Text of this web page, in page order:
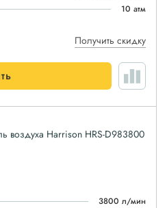
10 атм
Получить скидку
воздуха Harrison HRS-D983800
3800 л/мин